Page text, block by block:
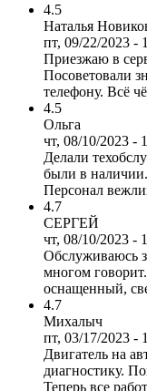
4.5
Наталья
пт, 09/22/2023 -
Приезжаю в
Посоветовали
телефону. Всё
4.5
Ольга
чт, 08/10/2023 -
Делали
были в наличии.
Персонал
4.7
СЕРГЕЙ
чт, 08/10/2023 -
Обслуживаюсь
многом
оснащенный,
4.7
Михалыч
пт, 03/17/2023 -
Двигатель на
диагностику.
Теперь все